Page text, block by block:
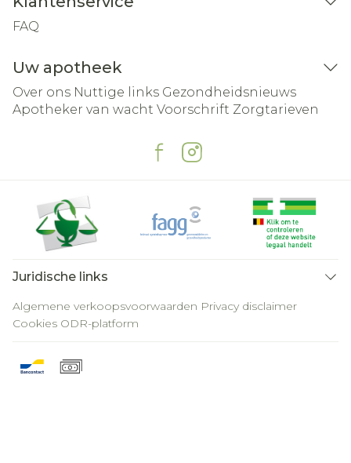
FAQ
Uw apotheek
Over ons Nuttige links Gezondheidsnieuws
Apotheker van wacht Voorschrift Zorgtarieven
Juridische links
Algemene verkoopsvoorwaarden Privacy disclaimer
Cookies ODR-platform